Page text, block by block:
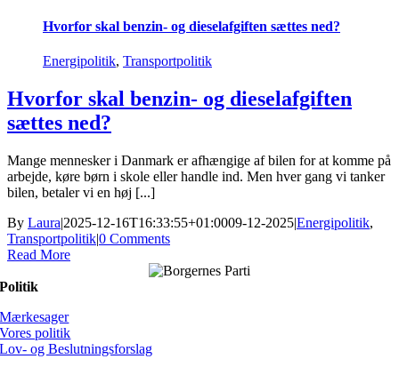
Hvorfor skal benzin- og dieselafgiften sættes ned?
Energipolitik, Transportpolitik
Hvorfor skal benzin- og dieselafgiften
sættes ned?
Mange mennesker i Danmark er afhængige af bilen for at komme på
arbejde, køre børn i skole eller handle ind. Men hver gang vi tanker
bilen, betaler vi en høj [...]
By Laura|2025-12-16T16:33:55+01:0009-12-2025|Energipolitik,
Transportpolitik|0 Comments
Read More
Politik
Mærkesager
Vores politik
Lov- og Beslutningsforslag